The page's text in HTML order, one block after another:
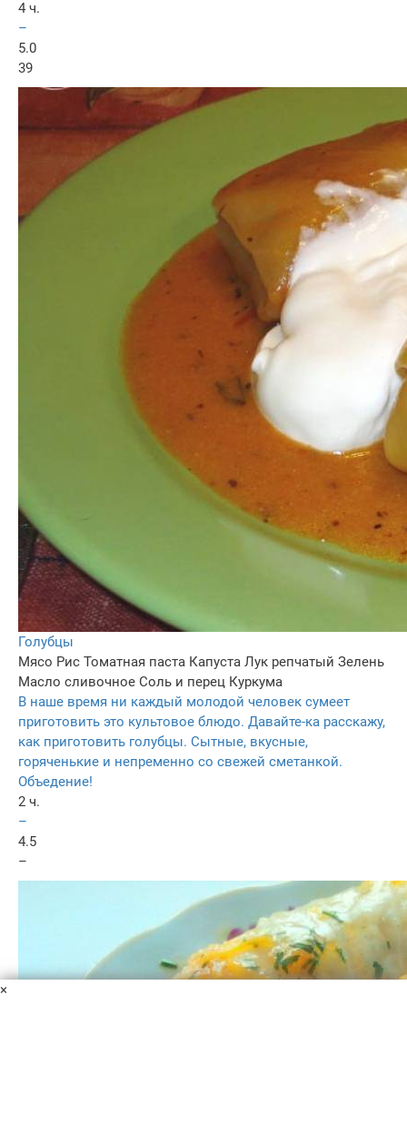
4 ч.
–
5.0
39
Голубцы
Мясо Рис Томатная паста Капуста Лук репчатый Зелень
Масло сливочное Соль и перец Куркума
В наше время ни каждый молодой человек сумеет
приготовить это культовое блюдо. Давайте-ка расскажу,
как приготовить голубцы. Сытные, вкусные,
горяченькие и непременно со свежей сметанкой.
Объедение!
2 ч.
–
4.5
–
×